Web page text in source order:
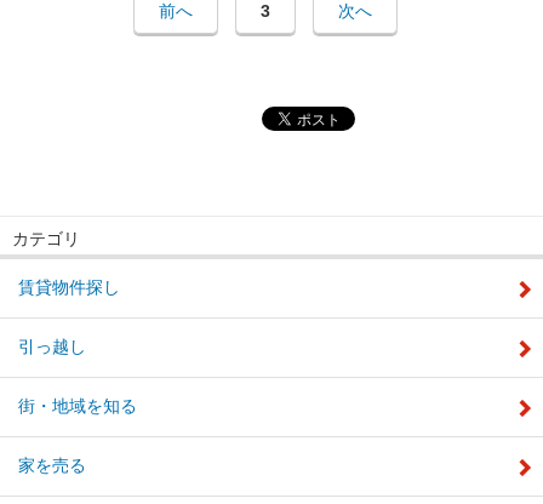
前へ 3 次へ
カテゴリ
賃貸物件探し
引っ越し
街・地域を知る
家を売る